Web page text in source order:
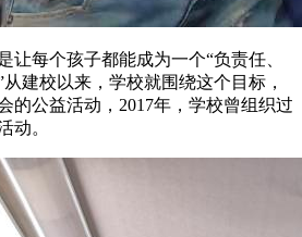
让每个孩子都能成为一个“负责任、
建校以来，学校就围绕这个目标，
的公益活动，2017年，学校曾组织过
动。